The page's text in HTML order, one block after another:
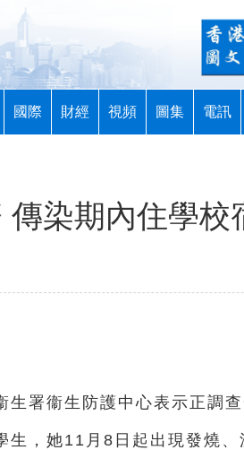
國際 財經 視頻 圖集 電訊
染期內住學校
署衞生防護中心表示正調查
，她11月8日起出現發燒、